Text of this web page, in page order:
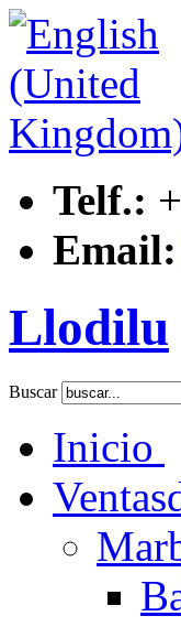
Telf.:
Email:
Llodilu
Buscar
Inicio
Ventas